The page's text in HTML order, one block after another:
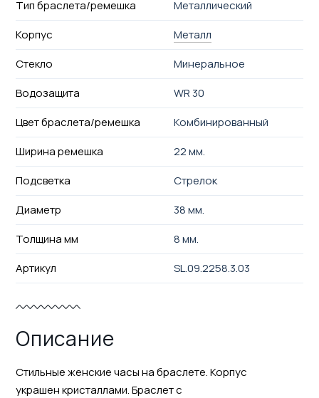
Тип браслета/ремешка
Металлический
Корпус
Металл
Стекло
Минеральное
Водозащита
WR 30
Цвет браслета/ремешка
Комбинированный
Ширина ремешка
22 мм.
Подсветка
Стрелок
Диаметр
38 мм.
Толщина мм
8 мм.
Артикул
SL.09.2258.3.03
Описание
Стильные женские часы на браслете. Корпус
украшен кристаллами. Браслет с